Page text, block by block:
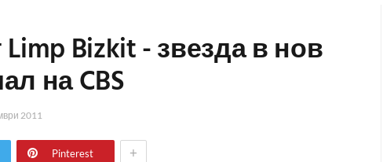
Bizkit - звезда в нов
на CBS
2011
Pinterest +